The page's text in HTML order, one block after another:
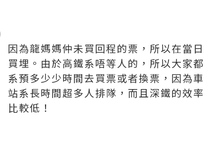
因為龍媽媽仲未買回程的票，所以在當日
買埋。由於高鐵系唔等人的，所以大家都
系預多少少時間去買票或者換票，因為車
站系長時間超多人排隊，而且深鐵的效率
比較低！